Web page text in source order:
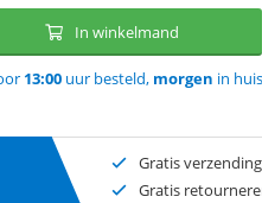
In winkelmand
13:00 uur besteld, morgen in
Gratis
Gratis